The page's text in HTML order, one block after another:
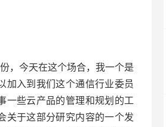
，今天在这个场合，我一个是
加入到我们这个通信行业委员
一些云产品的管理和规划的工
关于这部分研究内容的一个发